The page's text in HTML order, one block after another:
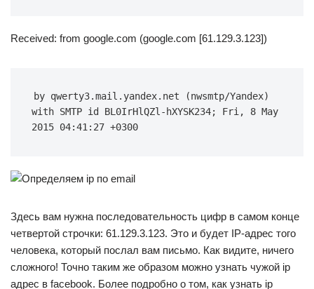
Received: from google.com (google.com [61.129.3.123])
by qwerty3.mail.yandex.net (nwsmtp/Yandex)
with SMTP id BL0IrHlQZl-hXYSK234; Fri, 8 May
2015 04:41:27 +0300
Здесь вам нужна последовательность цифр в самом конце
четвертой строчки: 61.129.3.123. Это и будет IP-адрес того
человека, который послал вам письмо. Как видите, ничего
сложного! Точно таким же образом можно узнать чужой ip
адрес в facebook. Более подробно о том, как узнать ip